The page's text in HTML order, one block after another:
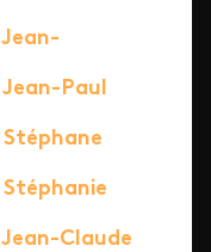
Jean-
Jean-Paul
Stéphane
Stéphanie
Jean-Claude